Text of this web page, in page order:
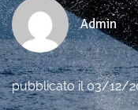
Admin
pubblicato il 03/12/